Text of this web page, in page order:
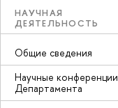
НАУЧНАЯ
ДЕЯТЕЛЬНОСТЬ
Общие сведения
Научные конференции
Департамента